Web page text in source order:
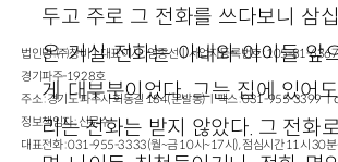
두고 주로 그 전화를 쓰다보니 삼
온 거실 전화는 아내와 아이들 앞
게 대부분이었다. 그는 집에 있어
리는 전화는 받지 않았다. 그 전화
법인명 : ㈜창비ㅣ대표이사 : 염종선ㅣ사업자등록번호 : 105-81-
경기파주-1928호
주소 : 경기도 파주시 회동길 184(문발동)ㅣ팩스 : 031-955-3399 ㅣ
정보책임자 : 신문수
대표전화 : 031-955-3333(월~금 10시~17시), 점심시간 11시 30